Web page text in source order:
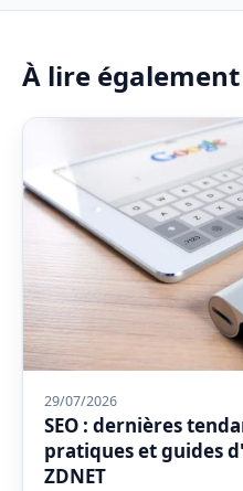
À lire également
29/07/2026
SEO : dernières
pratiques et guides
ZDNET